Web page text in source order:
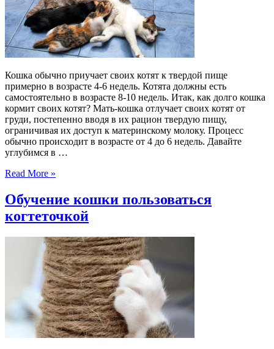
Кошка обычно приучает своих котят к твердой пище
примерно в возрасте 4-6 недель. Котята должны есть
самостоятельно в возрасте 8-10 недель. Итак, как долго кошка
кормит своих котят? Мать-кошка отлучает своих котят от
груди, постепенно вводя в их рацион твердую пищу,
ограничивая их доступ к материнскому молоку. Процесс
обычно происходит в возрасте от 4 до 6 недель. Давайте
углубимся в …
Read More »
Обучение кошки пользоваться
когтеточкой